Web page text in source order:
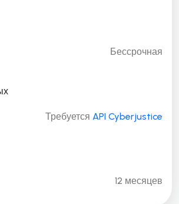
Бессрочная
Требуется API Cyberjustice
12 месяцев